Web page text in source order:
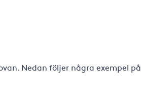
Nedan följer några exempel på